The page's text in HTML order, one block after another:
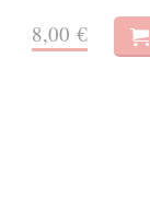
8,00 €